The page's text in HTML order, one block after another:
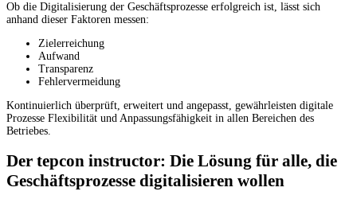
Ob die Digitalisierung der Geschäftsprozesse erfolgreich ist, lässt sich
anhand dieser Faktoren messen:
Zielerreichung
Aufwand
Transparenz
Fehlervermeidung
Kontinuierlich überprüft, erweitert und angepasst, gewährleisten digitale
Prozesse Flexibilität und Anpassungsfähigkeit in allen Bereichen des
Betriebes.
Der tepcon instructor: Die Lösung für alle, die
Geschäftsprozesse digitalisieren wollen